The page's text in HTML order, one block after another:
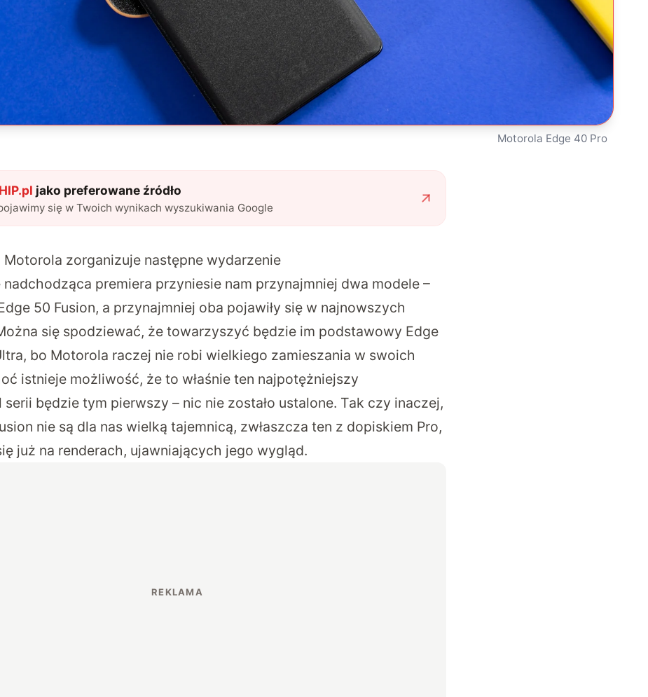
Motorola Edge 40 Pro
jako preferowane źródło
się w Twoich wynikach wyszukiwania Google
zorganizuje następne wydarzenie
nadchodząca premiera przyniesie nam przynajmniej dwa modele –
50 Fusion, a przynajmniej oba pojawiły się w najnowszych
się spodziewać, że towarzyszyć będzie im podstawowy Edge
bo Motorola raczej nie robi wielkiego zamieszania w swoich
istnieje możliwość, że to właśnie ten najpotężniejszy
będzie tym pierwszy – nic nie zostało ustalone. Tak czy inaczej,
nie są dla nas wielką tajemnicą, zwłaszcza ten z dopiskiem Pro,
już na renderach, ujawniających jego wygląd.